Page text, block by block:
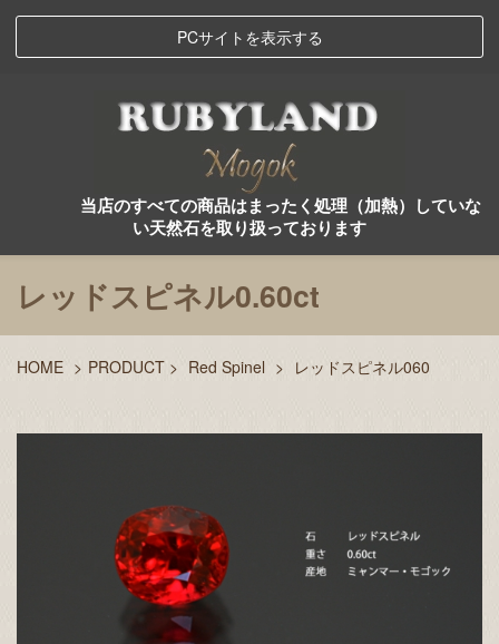
PCサイトを表示する
当店のすべての商品はまったく処理（加熱）していな
い天然石を取り扱っております
レッドスピネル0.60ct
HOME > PRODUCT > Red Spinel > レッドスピネル060